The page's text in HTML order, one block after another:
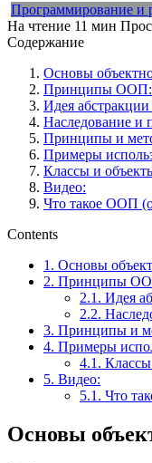
Программирование и
На чтение 11 мин
Содержание
Основы
Принципы ООП:
Идея
Наследование и
Принципы и
Примеры
Классы и
Видео:
Что такое ООП
Contents
1. Основы
2. Принципы
2.1. Идея
2.2.
3. Принципы и
4. Примеры
4.1.
5. Видео:
5.1. Что
Основы